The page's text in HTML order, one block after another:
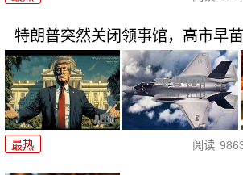
特朗普突然关闭领事馆，高市早
最热 阅读